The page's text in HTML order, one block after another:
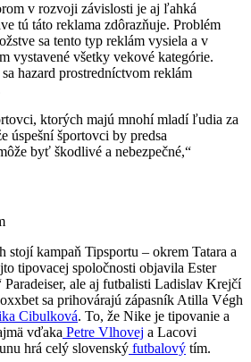
v rozvoji závislosti je aj ľahká
tú táto reklama zdôrazňuje. Problém
sa tento typ reklám vysiela a v
vystavené všetky vekové kategórie.
hazard prostredníctvom reklám
ktorých majú mnohí mladí ľudia za
úspešní športovci by predsa
byť škodlivé a nebezpečné,“
stojí kampaň Tipsportu – okrem Tatara a
tipovacej spoločnosti objavila Ester
ale aj futbalisti Ladislav Krejčí
sa prihovárajú zápasník Atilla Végh
Cibulková. To, že Nike je tipovanie a
vďaka Petre Vlhovej a Lacovi
hrá celý slovenský futbalový tím.